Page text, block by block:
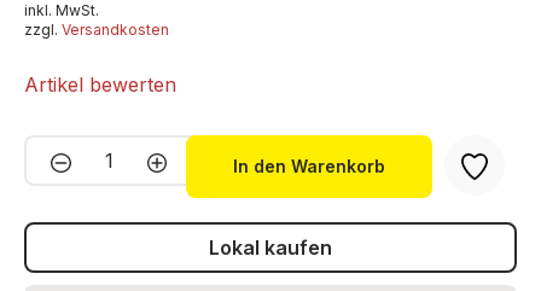
inkl. MwSt.
zzgl. Versandkosten
Artikel bewerten
Produkt Anzahl: Gib den
In den Warenkorb
Lokal kaufen